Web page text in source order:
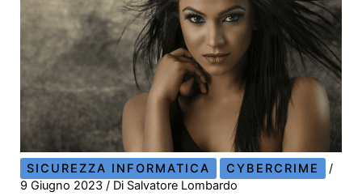
SICUREZZA INFORMATICA CYBERCRIME
/
9 Giugno 2023/ Di Salvatore Lombardo